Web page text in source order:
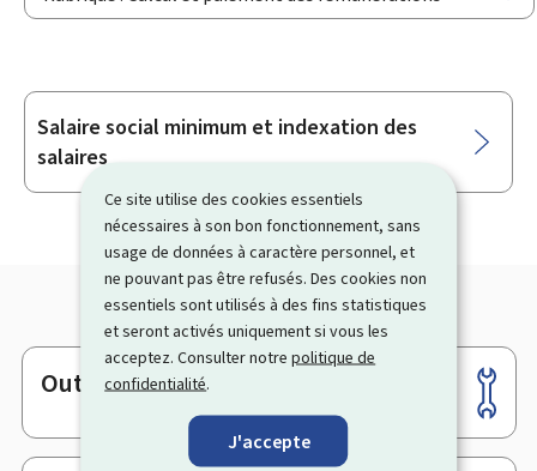
Ce site utilise des cookies essentiels
nécessaires à son bon fonctionnement, sans
usage de données à caractère personnel, et
ne pouvant pas être refusés. Des cookies non
essentiels sont utilisés à des fins statistiques
et seront activés uniquement si vous les
acceptez. Consulter notrepolitique de
confidentialité.
J'accepte
Sous-
rubriques
Salaire social minimum et indexation des
salaires
Pied
de
page
Outils